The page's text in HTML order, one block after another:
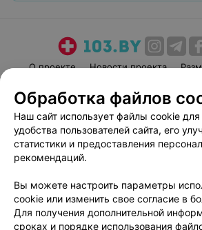
О проекте Новости проекта
Пользовательское соглашение
Вакансии
Партнеры
Написать руководителю
Персональные настройки
Обработка персональных
Обработка файлов
Наш сайт использует файлы cookie для
удобства пользователей сайта, его
статистики и предоставления
рекомендаций.
Вы можете настроить параметры
cookie или изменить свое согласие в
Для получения дополнительной
сроках и порядке использования